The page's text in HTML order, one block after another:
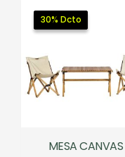
30% Dcto
30% Dcto
MESA CANVAS